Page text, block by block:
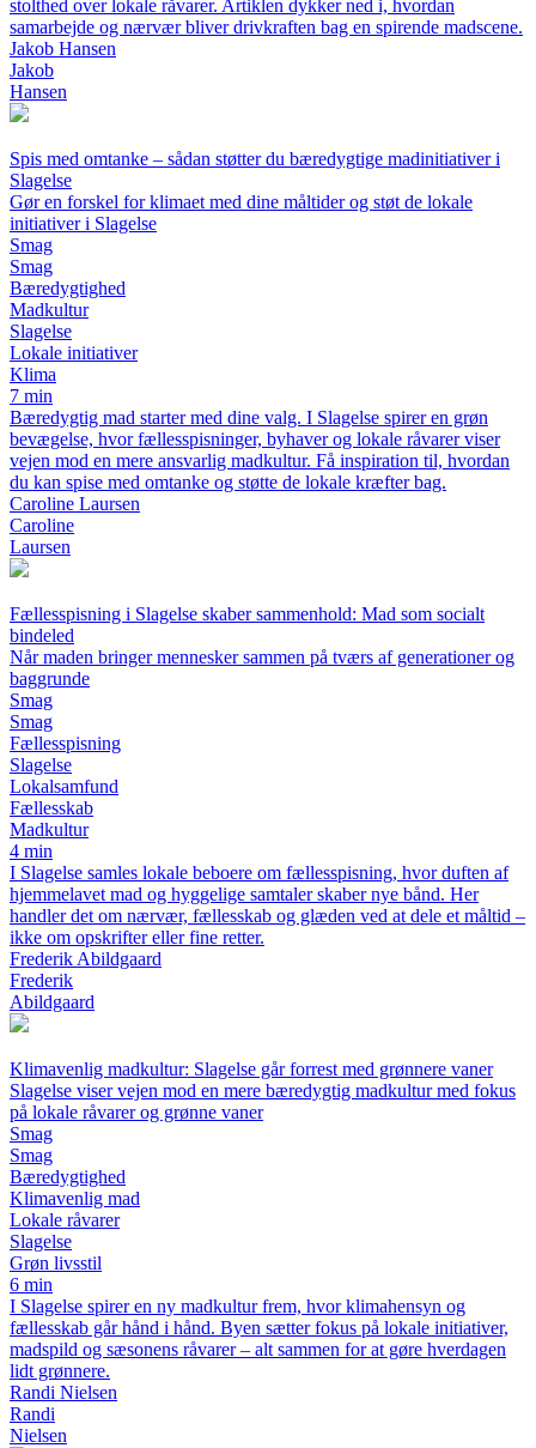
stolthed over lokale råvarer. Artiklen dykker ned i, hvordan
samarbejde og nærvær bliver drivkraften bag en spirende madscene.
Jakob Hansen
Jakob
Hansen
Spis med omtanke – sådan støtter du bæredygtige madinitiativer i
Slagelse
Gør en forskel for klimaet med dine måltider og støt de lokale
initiativer i Slagelse
Smag
Smag
Bæredygtighed
Madkultur
Slagelse
Lokale initiativer
Klima
7 min
Bæredygtig mad starter med dine valg. I Slagelse spirer en grøn
bevægelse, hvor fællesspisninger, byhaver og lokale råvarer viser
vejen mod en mere ansvarlig madkultur. Få inspiration til, hvordan
du kan spise med omtanke og støtte de lokale kræfter bag.
Caroline Laursen
Caroline
Laursen
Fællesspisning i Slagelse skaber sammenhold: Mad som socialt
bindeled
Når maden bringer mennesker sammen på tværs af generationer og
baggrunde
Smag
Smag
Fællesspisning
Slagelse
Lokalsamfund
Fællesskab
Madkultur
4 min
I Slagelse samles lokale beboere om fællesspisning, hvor duften af
hjemmelavet mad og hyggelige samtaler skaber nye bånd. Her
handler det om nærvær, fællesskab og glæden ved at dele et måltid –
ikke om opskrifter eller fine retter.
Frederik Abildgaard
Frederik
Abildgaard
Klimavenlig madkultur: Slagelse går forrest med grønnere vaner
Slagelse viser vejen mod en mere bæredygtig madkultur med fokus
på lokale råvarer og grønne vaner
Smag
Smag
Bæredygtighed
Klimavenlig mad
Lokale råvarer
Slagelse
Grøn livsstil
6 min
I Slagelse spirer en ny madkultur frem, hvor klimahensyn og
fællesskab går hånd i hånd. Byen sætter fokus på lokale initiativer,
madspild og sæsonens råvarer – alt sammen for at gøre hverdagen
lidt grønnere.
Randi Nielsen
Randi
Nielsen